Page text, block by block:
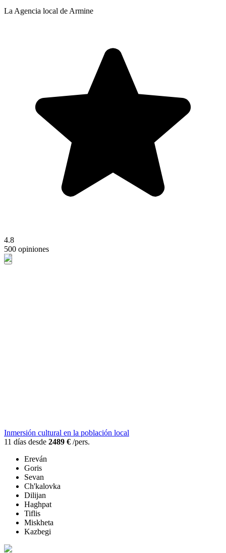
La Agencia local de Armine
4.8
500 opiniones
Inmersión cultural en la población local
11 días desde 2489 € /pers.
Ereván
Goris
Sevan
Ch'kalovka
Dilijan
Haghpat
Tiflis
Miskheta
Kazbegi